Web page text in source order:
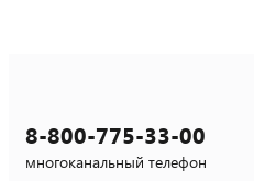
8-800-775-33-00
многоканальный телефон